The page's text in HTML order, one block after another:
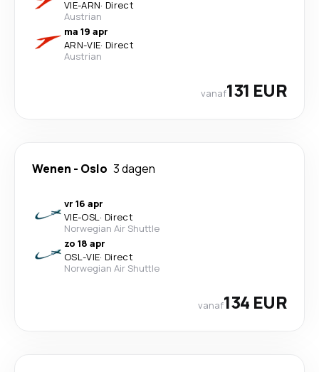
VIE-ARN· Direct
Austrian
ma 19 apr
ARN-VIE· Direct
Austrian
vanaf131 EUR
Wenen - Oslo 3 dagen
vr 16 apr
VIE-OSL· Direct
Norwegian Air Shuttle
zo 18 apr
OSL-VIE· Direct
Norwegian Air Shuttle
vanaf134 EUR